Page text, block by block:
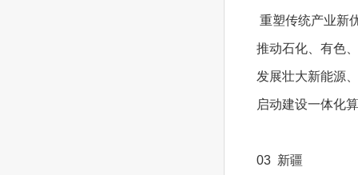
重塑传统产业新
推动石化、有色
发展壮大新能源
启动建设一体化
03 新疆